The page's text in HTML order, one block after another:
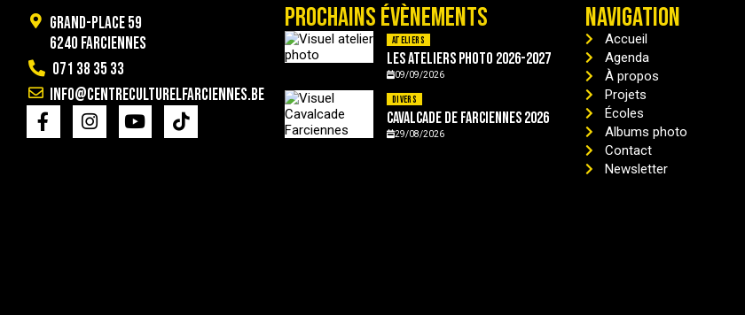
Grand-Place 59
6240 Farciennes
071 38 35 33
info@centreculturelfarciennes.be
PROCHAINS ÉVÈNEMENTS
Ateliers
Les ateliers photo 2026-2027
09/09/2026
Divers
Cavalcade de Farciennes 2026
29/08/2026
NAVIGATION
Accueil
Agenda
À propos
Projets
Écoles
Albums photo
Contact
Newsletter